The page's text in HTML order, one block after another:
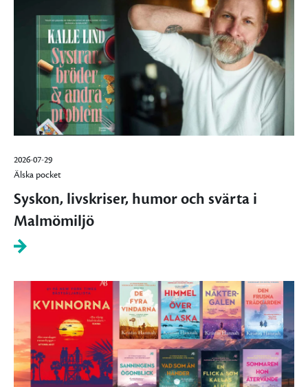
2026-07-29
Älska pocket
Syskon, livskriser, humor och svärta i
Malmömiljö